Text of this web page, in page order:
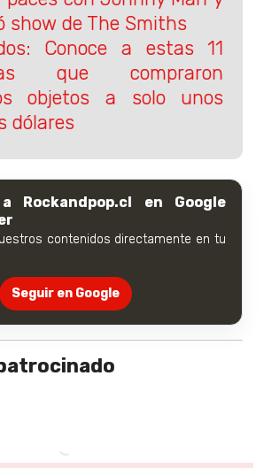
show de The Smiths
Conoce a estas 11
que compraron
objetos a solo unos
dólares
Rockandpop.cl en Google
contenidos directamente en tu
Seguir en Google